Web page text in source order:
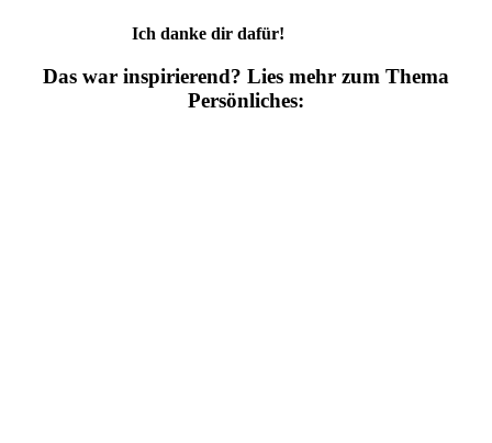
Ich danke dir dafür!
Das war inspirierend? Lies mehr zum Thema
Persönliches: